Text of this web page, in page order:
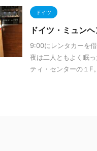
ドイツ
ドイツ・ミュン
9:00にレンタカーを
夜は二人ともよく眠
ティ・センターの１F